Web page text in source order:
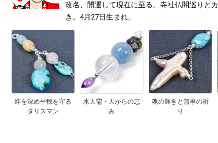
改名、開運して現在に至る。寺社仏閣巡りと
き。4月27日生まれ。
絆を深め平穏を守る
タリスマン
水天需・天からの恵
み
魂の輝きと無事の祈
り